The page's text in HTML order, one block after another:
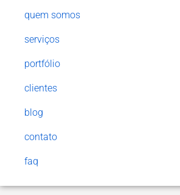
quem somos
serviços
portfólio
clientes
blog
contato
faq